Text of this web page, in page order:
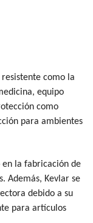
como la
equipo
como
para ambientes
en la fabricación de
Además, Kevlar se
debido a su
para artículos